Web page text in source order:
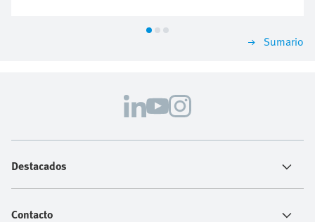
Sumario
Destacados
Contacto